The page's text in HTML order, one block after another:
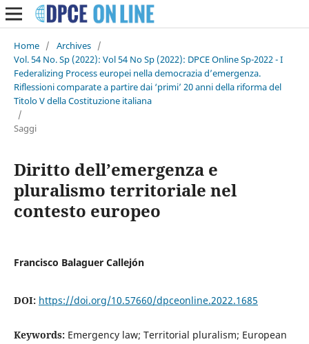
Home / Archives /
Vol. 54 No. Sp (2022): Vol 54 No Sp (2022): DPCE Online Sp-2022 - I
Federalizing Process europei nella democrazia d’emergenza.
Riflessioni comparate a partire dai ‘primi’ 20 anni della riforma del
Titolo V della Costituzione italiana
/
Saggi
Diritto dell’emergenza e
pluralismo territoriale nel
contesto europeo
Francisco Balaguer Callejón
DOI: https://doi.org/10.57660/dpceonline.2022.1685
Keywords: Emergency law; Territorial pluralism; European